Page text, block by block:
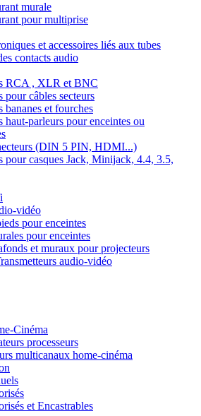
murale
pour multiprise
et accessoires liés aux tubes
contacts audio
RCA , XLR et BNC
pour câbles secteurs
bananes et fourches
haut-parleurs pour enceintes ou
(DIN 5 PIN, HDMI...)
pour casques Jack, Minijack, 4.4, 3.5,
vidéo
pour enceintes
pour enceintes
et muraux pour projecteurs
audio-vidéo
Cinéma
processeurs
multicanaux home-cinéma
et Encastrables